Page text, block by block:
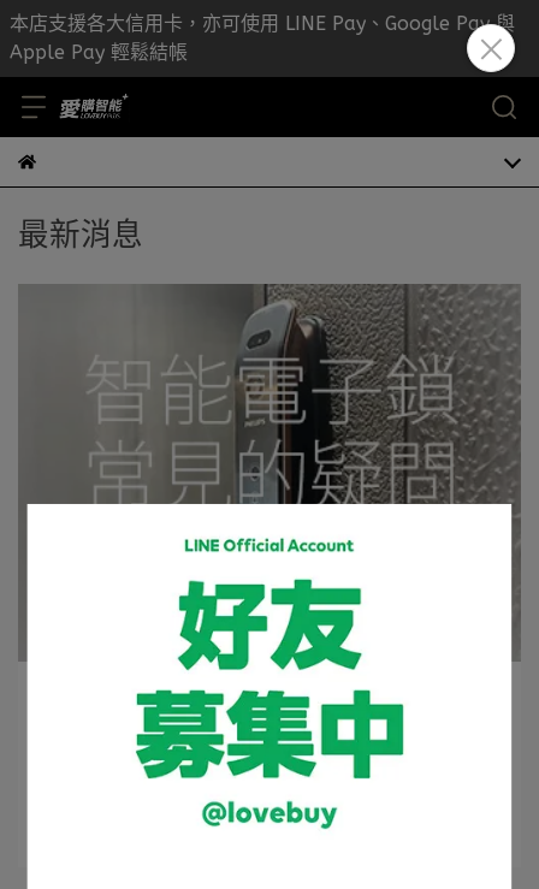
本店支援各大信用卡，亦可使用 LINE Pay、Google Pay 與
Apple Pay 輕鬆結帳
最新消息
鎖事問我，鎖向無敵，無人人敵
鎖事問我，鎖向無敵，無人人敵 在這高科技時代電子產
品已是普遍主流趨勢，如何⋯